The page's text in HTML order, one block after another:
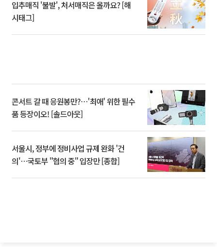
입추매직 '불발', 처서매직은 올까요? [해
시태그]
콘서트 갈 때 응원봉만?⋯'최애' 위한 필수
품 등장이오! [솔드아웃]
서울시, 정부에 정비사업 규제 완화 '건
의'⋯국토부 "협의 중" 입장만 [종합]